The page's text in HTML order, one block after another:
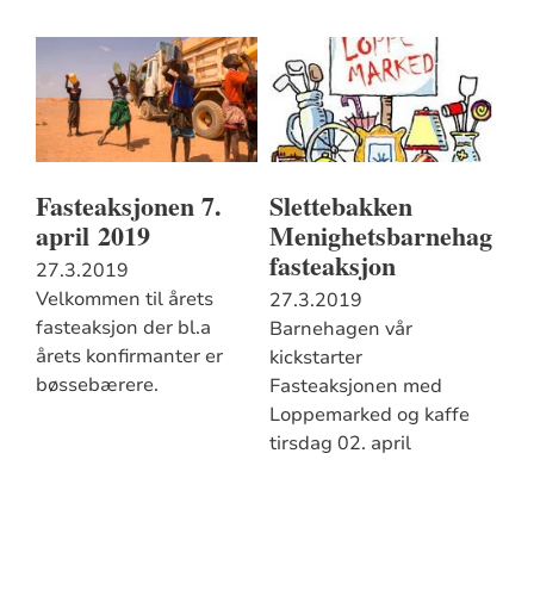
Fasteaksjonen 7.
april 2019
27.3.2019
Velkommen til årets
fasteaksjon der bl.a
årets konfirmanter er
bøssebærere.
Slettebakken
Menighetsbarnehages
fasteaksjon
27.3.2019
Barnehagen vår
kickstarter
Fasteaksjonen med
Loppemarked og kaffe
tirsdag 02. april